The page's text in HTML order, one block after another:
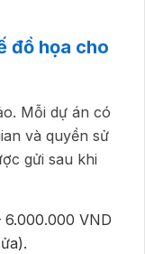
đồ họa cho
Mỗi dự án có
và quyền sử
gửi sau khi
VND